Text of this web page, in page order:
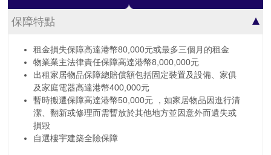
保障特點
租金損失保障高達港幣80,000元或最多三個月的租金
物業業主法律責任保障高達港幣8,000,000元
出租家居物品保障總賠償額包括固定裝置及設備、家俱
及家庭電器高達港幣400,000元
暫時搬遷保障高達港幣50,000元 ，如家居物品因進行清
潔、翻新或修理而需暫放於其他地方並因意外而遺失或
損毀
自選樓宇建築全險保障